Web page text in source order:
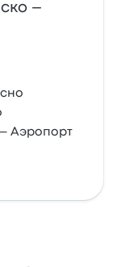
–
Аэропорт